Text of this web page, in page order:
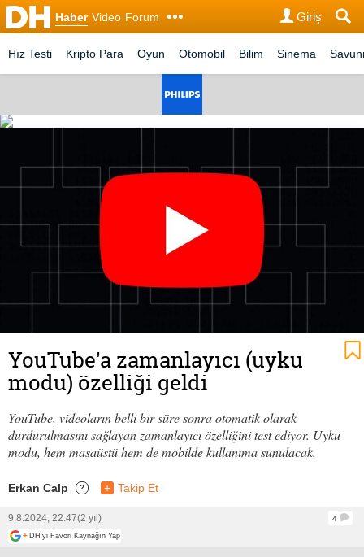
Haber Video Forum Giriş
Hız Testi Kripto Para Oyun Otomobil Bilim Sinema
YouTube'a zamanlayıcı (uyku
modu) özelliği geldi
YouTube, videoların belli bir süre sonra otomatik olarak
durdurulmasını sağlayan zamanlayıcı özelliğini test ediyor. Uyku
modu, hem masaüstü hem de mobilde kullanıma sunulacak.
Erkan Calp ? + Takip Et
9.8.2024, 22:47(2 yıl)
4
+ DH'yi Favori Kaynağın Yap